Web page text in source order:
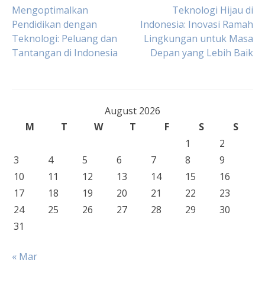
Post
navigation
Mengoptimalkan
Pendidikan dengan
Teknologi: Peluang dan
Tantangan di Indonesia
Teknologi Hijau di
Indonesia: Inovasi Ramah
Lingkungan untuk Masa
Depan yang Lebih Baik
August 2026
M
T W T F S
S
1
2
3
4 5 6 7 8
9
10
11 12 13 14 15
16
17
18 19 20 21 22
23
24
25 26 27 28 29
30
31
« Mar